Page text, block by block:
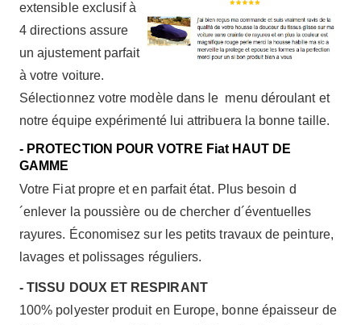
extensible exclusif à
4 directions assure
un ajustement parfait
à votre voiture.
Sélectionnez votre modèle dans le menu déroulant et
notre équipe expérimenté lui attribuera la bonne taille.
- PROTECTION POUR VOTRE Fiat HAUT DE
GAMME
Votre Fiat propre et en parfait état. Plus besoin d
´enlever la poussière ou de chercher d´éventuelles
rayures. Économisez sur les petits travaux de peinture,
lavages et polissages réguliers.
- TISSU DOUX ET RESPIRANT
100% polyester produit en Europe, bonne épaisseur de